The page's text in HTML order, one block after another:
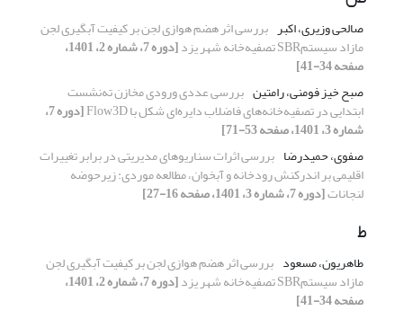
صالحی وزیری، اکبر بررسی اثر هضم هوازی لجن بر کیفیت آبگیری لجن
مازاد سیستمSBR تصفیه‌خانه شهر یزد [دوره 7، شماره 2، 1401،
صفحه 34-41]
صبح خیز فومنی، رامتین بررسی عددی ورودی مخازن ته‌نشست
ابتدایی در تصفیه‌خانه‌های فاضلاب دایره‌ای شکل با Flow3D [دوره 7،
شماره 3، 1401، صفحه 53-71]
صفوی، حمیدرضا بررسی اثرات سناریو‌های مدیریتی در برابر تغییرات
اقلیمی بر اندرکنش رودخانه و آبخوان، مطالعه موردی: زیرحوضه
لنجانات[دوره 7، شماره 3، 1401، صفحه 16-27]
ط
طاهریون، مسعود بررسی اثر هضم هوازی لجن بر کیفیت آبگیری لجن
مازاد سیستمSBR تصفیه‌خانه شهر یزد [دوره 7، شماره 2، 1401،
صفحه 34-41]